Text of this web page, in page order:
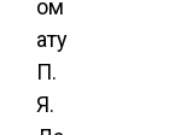
ом
ату
П.
Я.